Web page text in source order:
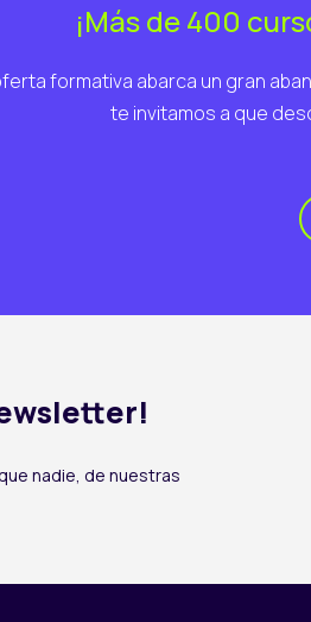
¡Más de 400
formativa abarca un gran
te invitamos a que
nadie, de nuestras